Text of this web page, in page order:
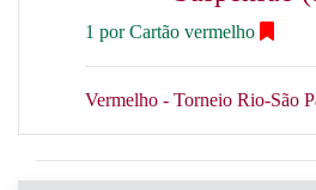
1 por Cartão vermelho
Vermelho - Torneio Rio-São